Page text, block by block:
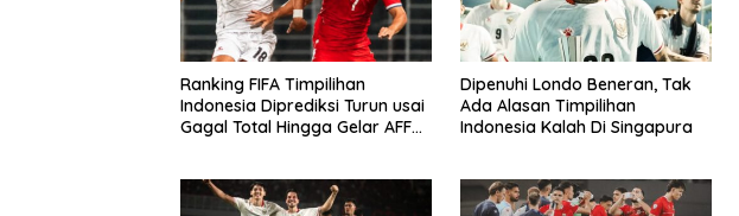
Ranking FIFA Timpilihan
Indonesia Diprediksi Turun usai
Gagal Total Hingga Gelar AFF
Dipenuhi Londo Beneran, Tak
Ada Alasan Timpilihan
Indonesia Kalah Di Singapura